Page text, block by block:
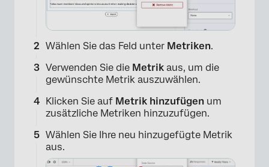
Wählen Sie das Feld unter Metriken.
Verwenden Sie die Metrik aus, um die
gewünschte Metrik auszuwählen.
Klicken Sie auf Metrik hinzufügen um
zusätzliche Metriken hinzuzufügen.
Wählen Sie Ihre neu hinzugefügte Metrik
aus.